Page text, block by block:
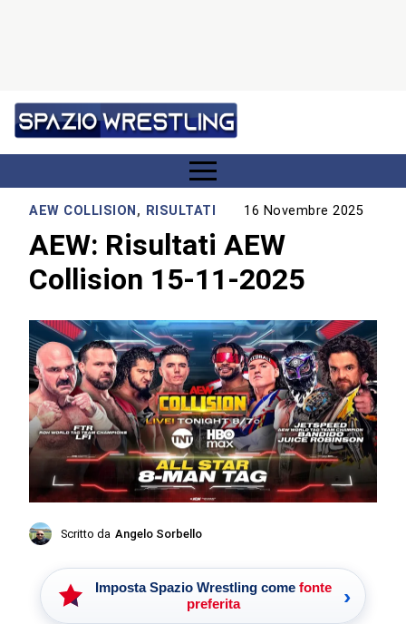
AEW COLLISION, RISULTATI 16 Novembre 2025
AEW: Risultati AEW
Collision 15-11-2025
Scritto da Angelo Sorbello
Imposta Spazio Wrestling come fonte
preferita
›